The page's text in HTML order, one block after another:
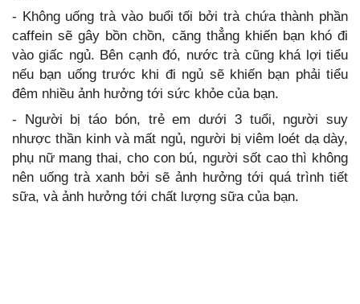
- Không uống trà vào buổi tối bởi trà chứa thành phần
caffein sẽ gây bồn chồn, căng thẳng khiến bạn khó đi
vào giấc ngủ. Bên cạnh đó, nước trà cũng khá lợi tiểu
nếu bạn uống trước khi đi ngủ sẽ khiến bạn phải tiểu
đêm nhiều ảnh hưởng tới sức khỏe của bạn.
- Người bị táo bón, trẻ em dưới 3 tuổi, người suy
nhược thần kinh và mất ngủ, người bị viêm loét dạ dày,
phụ nữ mang thai, cho con bú, người sốt cao thì không
nên uống trà xanh bởi sẽ ảnh hưởng tới quá trình tiết
sữa, và ảnh hưởng tới chất lượng sữa của bạn.